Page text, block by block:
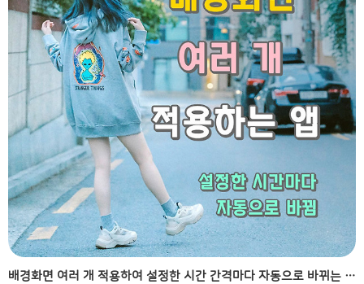
배경화면 여러 개 적용하여 설정한 시간 간격마다 자동으로 바뀌는 앱 소개